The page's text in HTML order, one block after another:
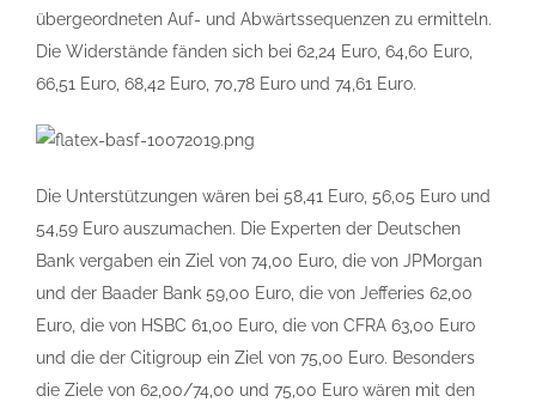
übergeordneten Auf- und Abwärtssequenzen zu ermitteln.
Die Widerstände fänden sich bei 62,24 Euro, 64,60 Euro,
66,51 Euro, 68,42 Euro, 70,78 Euro und 74,61 Euro.
Die Unterstützungen wären bei 58,41 Euro, 56,05 Euro und
54,59 Euro auszumachen. Die Experten der Deutschen
Bank vergaben ein Ziel von 74,00 Euro, die von JPMorgan
und der Baader Bank 59,00 Euro, die von Jefferies 62,00
Euro, die von HSBC 61,00 Euro, die von CFRA 63,00 Euro
und die der Citigroup ein Ziel von 75,00 Euro. Besonders
die Ziele von 62,00/74,00 und 75,00 Euro wären mit den